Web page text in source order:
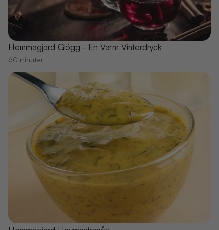
Hemmagjord Glögg - En Varm Vinterdryck
60 minuter